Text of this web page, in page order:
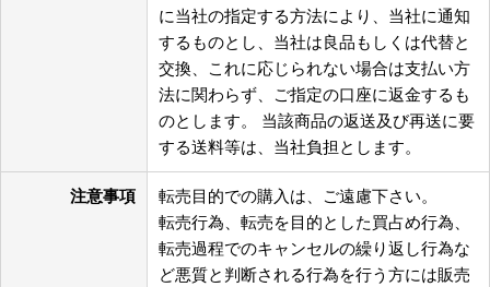
に当社の指定する方法により、当社に通知
するものとし、当社は良品もしくは代替と
交換、これに応じられない場合は支払い方
法に関わらず、ご指定の口座に返金するも
のとします。 当該商品の返送及び再送に要
する送料等は、当社負担とします。
注意事項
転売目的での購入は、ご遠慮下さい。
転売行為、転売を目的とした買占め行為、
転売過程でのキャンセルの繰り返し行為な
ど悪質と判断される行為を行う方には販売